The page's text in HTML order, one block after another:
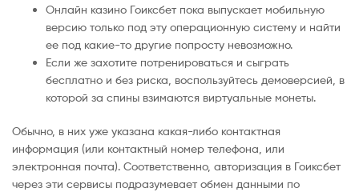
Онлайн казино Гоиксбет пока выпускает мобильную
версию только под эту операционную систему и найти
ее под какие-то другие попросту невозможно.
Если же захотите потренироваться и сыграть
бесплатно и без риска, воспользуйтесь демоверсией, в
которой за спины взимаются виртуальные монеты.
Обычно, в них уже указана какая-либо контактная
информация (или контактный номер телефона, или
электронная почта). Соответственно, авторизация в Гоиксбет
через эти сервисы подразумевает обмен данными по